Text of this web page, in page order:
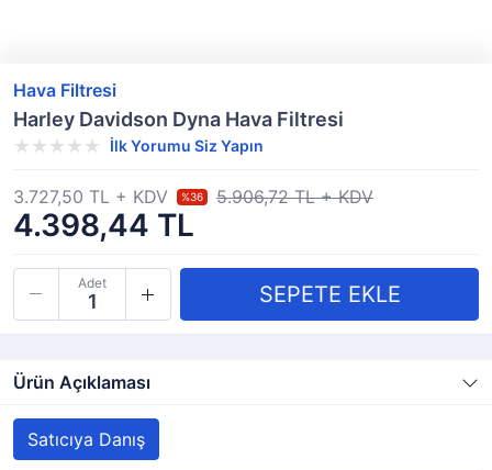
Hava Filtresi
Harley Davidson Dyna Hava Filtresi
İlk Yorumu Siz Yapın
4.398,44 TL
3.727,50 TL + KDV %36 5.906,72 TL + KDV
Adet
Ürün Açıklaması
Satıcıya Danış